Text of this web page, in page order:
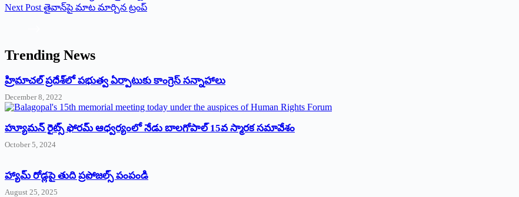
Next Post తైవాన్‌పై మాట మార్చిన ట్రంప్
Trending News
‌హ్రిమాచల్‌ ‌ప్రదేశ్‌లో పభుత్వ ఏర్పాటుకు కాంగ్రెస్‌ ‌సన్నాహాలు
December 8, 2022
హ్యూమన్‌ రైట్స్‌ ఫోరమ్‌ ఆధ్వర్యంలో నేడు బాలగోపాల్‌ 15వ స్మారక సమావేశం
October 5, 2024
హ్యామ్‌ రోడ్లపై తుది ప్రపోజల్స్‌ పంపండి
August 25, 2025